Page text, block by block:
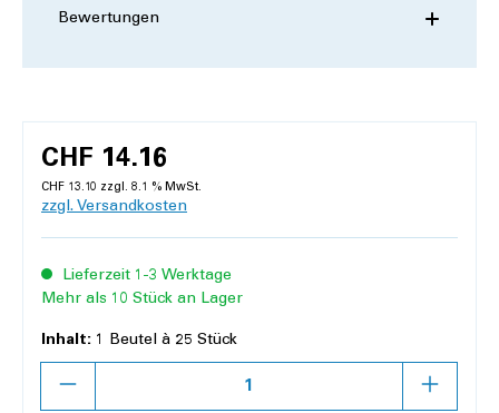
Bewertungen
CHF 14.16
CHF 13.10 zzgl. 8.1 % MwSt.
zzgl. Versandkosten
Lieferzeit 1-3 Werktage
Mehr als 10 Stück an Lager
Inhalt: 1 Beutel à 25 Stück